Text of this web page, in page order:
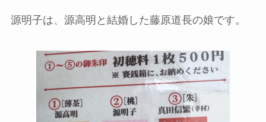
源明子は、源高明と結婚した藤原道長の娘です。